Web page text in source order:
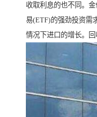
收取利息的也不同。
易(ETF)的强劲投资需
情况下进口的增长。回